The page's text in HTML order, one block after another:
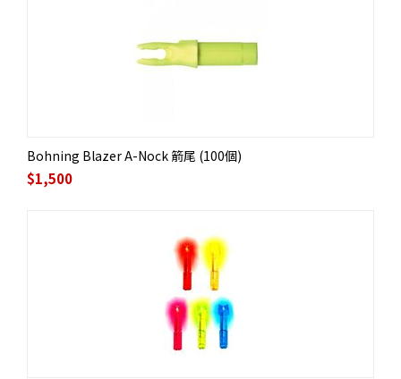
Bohning Blazer A-Nock 箭尾 (100個)
$1,500